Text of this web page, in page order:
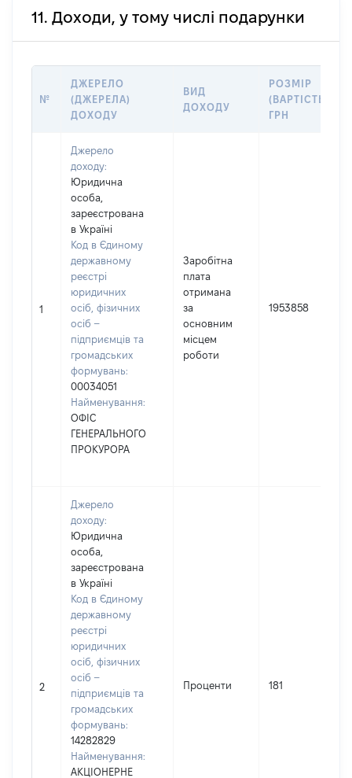
11. Доходи, у тому числі подарунки
№
ДЖЕРЕЛО
(ДЖЕРЕЛА)
ДОХОДУ
ВИД
ДОХОДУ
РОЗМІР
(ВАРТІСТЬ),
ГРН
1
Джерело
доходу:
Юридична
особа,
зареєстрована
в Україні
Код в Єдиному
державному
реєстрі
юридичних
осіб, фізичних
осіб –
підприємців та
громадських
формувань:
00034051
Найменування:
ОФІС
ГЕНЕРАЛЬНОГО
ПРОКУРОРА
Заробітна
плата
отримана
за
основним
місцем
роботи
1953858
2
Джерело
доходу:
Юридична
особа,
зареєстрована
в Україні
Код в Єдиному
державному
реєстрі
юридичних
осіб, фізичних
осіб –
підприємців та
громадських
формувань:
14282829
Найменування:
АКЦІОНЕРНЕ
Проценти 181